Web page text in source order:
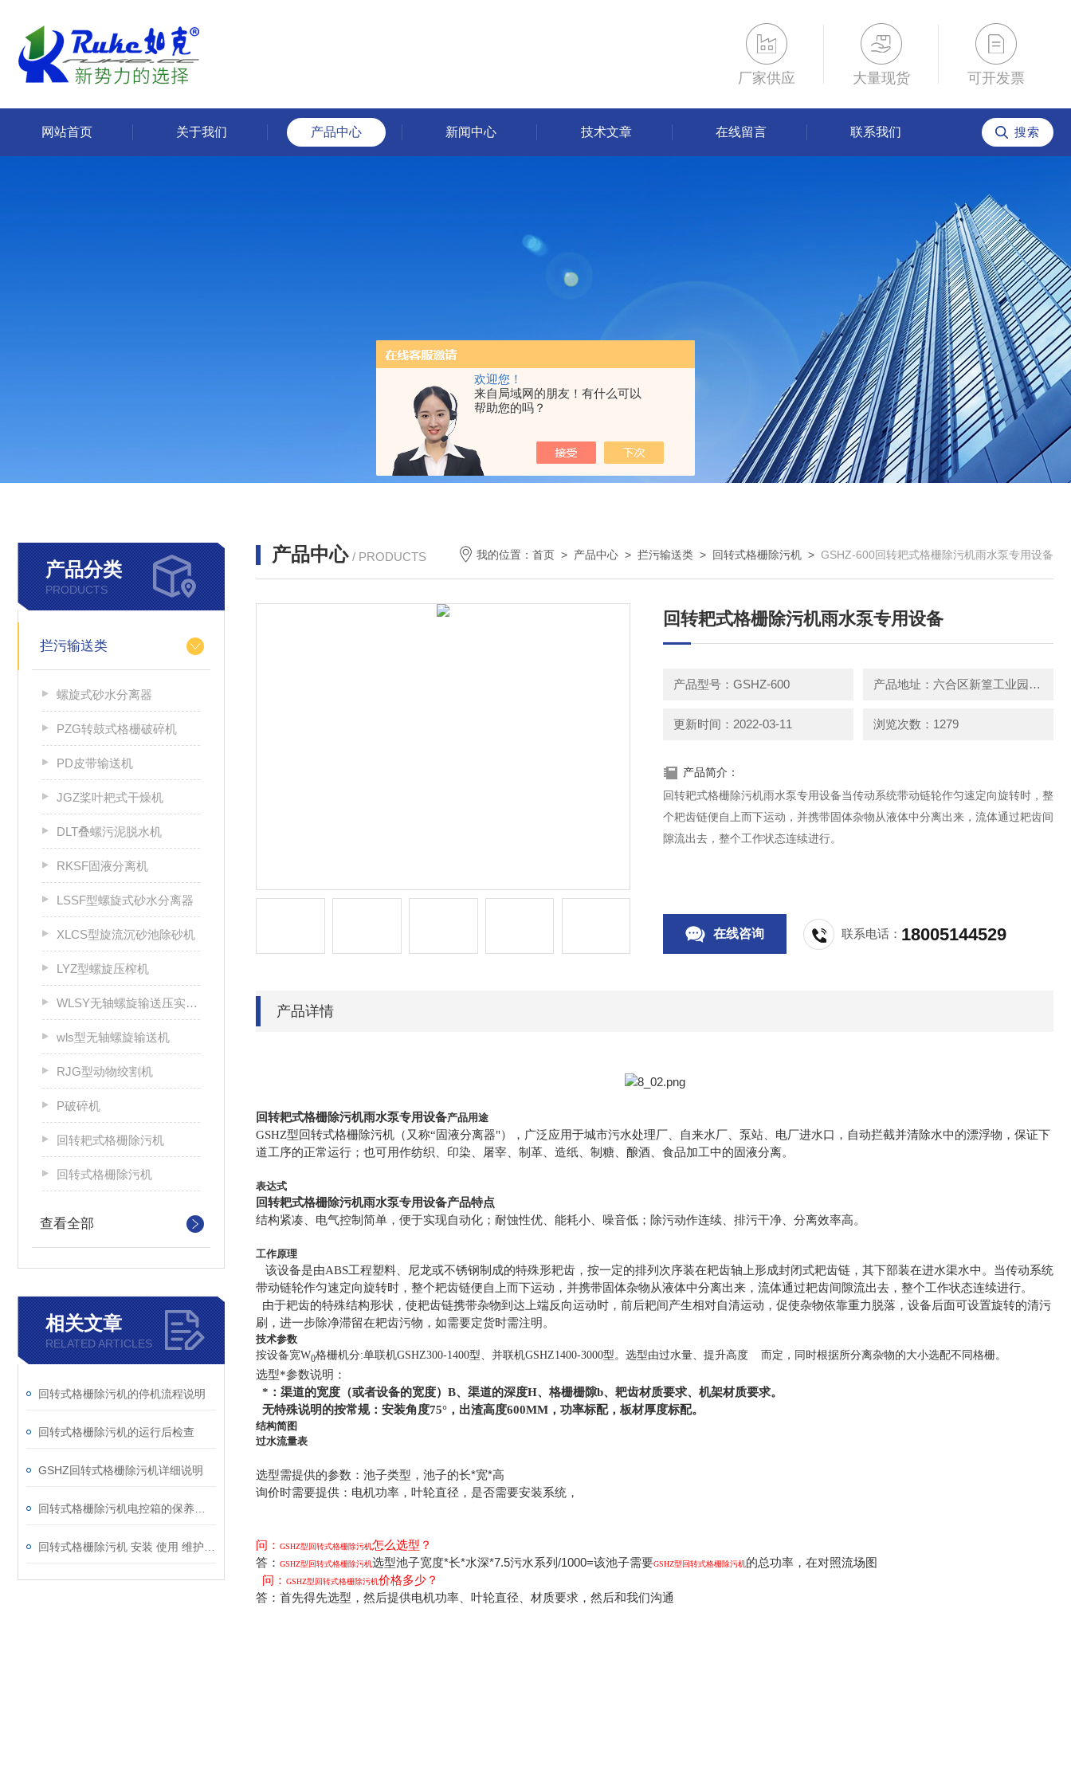
欢迎您！
来自局域网的朋友！有什么可以
帮助您的吗？
厂家供应 大量现货 可开发票
网站首页 关于我们 产品中心 新闻中心 技术文章 在线留言 联系我们
产品分类
PRODUCTS
拦污输送类
螺旋式砂水分离器
PZG转鼓式格栅破碎机
PD皮带输送机
JGZ桨叶耙式干燥机
DLT叠螺污泥脱水机
RKSF固液分离机
LSSF型螺旋式砂水分离器
XLCS型旋流沉砂池除砂机
LYZ型螺旋压榨机
WLSY无轴螺旋输送压实一体机
wls型无轴螺旋输送机
RJG型动物绞割机
P破碎机
回转耙式格栅除污机
回转式格栅除污机
查看全部
相关文章
RELATED ARTICLES
回转式格栅除污机的停机流程说明
回转式格栅除污机的运行后检查
GSHZ回转式格栅除污机详细说明
产品中心 / PRODUCTS 我的位置： 首页 > 产品中心 > 拦污输送类 > 回转式格栅除污机 > GSHZ-600回转耙式格栅除污机雨水泵专用设备
回转耙式格栅除污机雨水泵专用设备
产品型号：GSHZ-600 产品地址：六合区新篁工业园园区中路3号
更新时间：2022-03-11 浏览次数：1279
产品简介：
回转耙式格栅除污机雨水泵专用设备当传动系统带动链轮作匀速定向旋转时，整
个耙齿链便自上而下运动，并携带固体杂物从液体中分离出来，流体通过耙齿间
隙流出去，整个工作状态连续进行。
在线咨询 联系电话： 18005144529
产品详情
回转耙式格栅除污机雨水泵专用设备产品用途
GSHZ型回转式格栅除污机（又称“固液分离器"），广泛应用于城市污水处理厂、自来水厂、泵站、电厂进水口，自动拦截并清除水中的漂浮物，保证下
道工序的正常运行；也可用作纺织、印染、屠宰、制革、造纸、制糖、酿酒、食品加工中的固液分离。
表达式
回转耙式格栅除污机雨水泵专用设备产品特点
结构紧凑、电气控制简单，便于实现自动化；耐蚀性优、能耗小、噪音低；除污动作连续、排污干净、分离效率高。
工作原理
该设备是由ABS工程塑料、尼龙或不锈钢制成的特殊形耙齿，按一定的排列次序装在耙齿轴上形成封闭式耙齿链，其下部装在进水渠水中。当传动系统
带动链轮作匀速定向旋转时，整个耙齿链便自上而下运动，并携带固体杂物从液体中分离出来，流体通过耙齿间隙流出去，整个工作状态连续进行。
由于耙齿的特殊结构形状，使耙齿链携带杂物到达上端反向运动时，前后耙间产生相对自清运动，促使杂物依靠重力脱落， 设备后面可设置旋转的清污
刷，进一步除净滞留在耙齿污物，如需要定货时需注明。
技术参数
按设备宽W0格栅机分:单联机GSHZ300-1400型、并联机GSHZ1400-3000型。选型由过水量、提升高度 而定，同时根据所分离杂物的大小选配不同格栅。
选型*参数说明：
*：渠道的宽度（或者设备的宽度）B、渠道的深度H、格栅栅隙b、耙齿材质要求、机架材质要求。
无特殊说明的按常规：安装角度75°，出渣高度600MM，功率标配，板材厚度标配。
结构简图
过水流量表
选型需提供的参数：池子类型，池子的长*宽*高
询价时需要提供：电机功率，叶轮直径，是否需要安装系统，
问： GSHZ型回转式格栅除污机怎么选型？
答： GSHZ型回转式格栅除污机选型池子宽度*长*水深*7.5污水系列/1000=该池子需要GSHZ型回转式格栅除污机的总功率，在对照流场图
问： GSHZ型回转式格栅除污机价格多少？
答：首先得先选型，然后提供电机功率、叶轮直径、材质要求，然后和我们沟通